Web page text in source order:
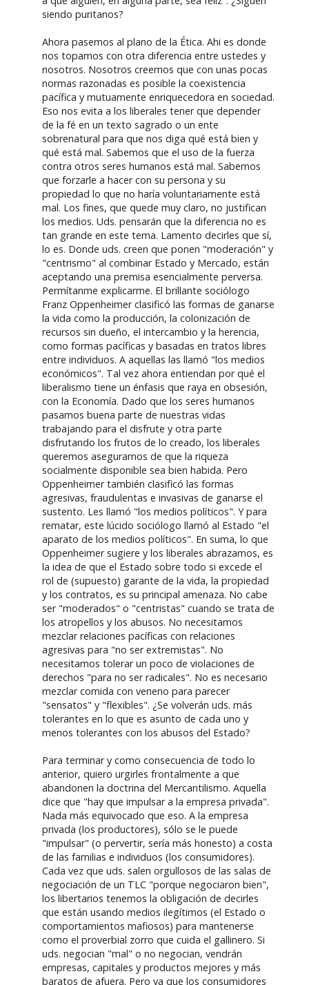
siendo puritanos?
Ahora pasemos al plano de la Ética. Ahi es donde
nos topamos con otra diferencia entre ustedes y
nosotros. Nosotros creemos que con unas pocas
normas razonadas es posible la coexistencia
pacífica y mutuamente enriquecedora en sociedad.
Eso nos evita a los liberales tener que depender
de la fé en un texto sagrado o un ente
sobrenatural para que nos diga qué está bien y
qué está mal. Sabemos que el uso de la fuerza
contra otros seres humanos está mal. Sabemos
que forzarle a hacer con su persona y su
propiedad lo que no haría voluntariamente está
mal. Los fines, que quede muy claro, no justifican
los medios. Uds. pensarán que la diferencia no es
tan grande en este tema. Lamento decirles que sí,
lo es. Donde uds. creen que ponen "moderación" y
"centrismo" al combinar Estado y Mercado, están
aceptando una premisa esencialmente perversa.
Permítanme explicarme. El brillante sociólogo
Franz Oppenheimer clasificó las formas de ganarse
la vida como la producción, la colonización de
recursos sin dueño, el intercambio y la herencia,
como formas pacíficas y basadas en tratos libres
entre individuos. A aquellas las llamó "los medios
económicos". Tal vez ahora entiendan por qué el
liberalismo tiene un énfasis que raya en obsesión,
con la Economía. Dado que los seres humanos
pasamos buena parte de nuestras vidas
trabajando para el disfrute y otra parte
disfrutando los frutos de lo creado, los liberales
queremos asegurarnos de que la riqueza
socialmente disponible sea bien habida. Pero
Oppenheimer también clasificó las formas
agresivas, fraudulentas e invasivas de ganarse el
sustento. Les llamó "los medios políticos". Y para
rematar, este lúcido sociólogo llamó al Estado "el
aparato de los medios políticos". En suma, lo que
Oppenheimer sugiere y los liberales abrazamos, es
la idea de que el Estado sobre todo si excede el
rol de (supuesto) garante de la vida, la propiedad
y los contratos, es su principal amenaza. No cabe
ser "moderados" o "centristas" cuando se trata de
los atropellos y los abusos. No necesitamos
mezclar relaciones pacíficas con relaciones
agresivas para "no ser extremistas". No
necesitamos tolerar un poco de violaciones de
derechos "para no ser radicales". No es necesario
mezclar comida con veneno para parecer
"sensatos" y "flexibles". ¿Se volverán uds. más
tolerantes en lo que es asunto de cada uno y
menos tolerantes con los abusos del Estado?
Para terminar y como consecuencia de todo lo
anterior, quiero urgirles frontalmente a que
abandonen la doctrina del Mercantilismo. Aquella
dice que "hay que impulsar a la empresa privada".
Nada más equivocado que eso. A la empresa
privada (los productores), sólo se le puede
"impulsar" (o pervertir, sería más honesto) a costa
de las familias e individuos (los consumidores).
Cada vez que uds. salen orgullosos de las salas de
negociación de un TLC "porque negociaron bien",
los libertarios tenemos la obligación de decirles
que están usando medios ilegítimos (el Estado o
comportamientos mafiosos) para mantenerse
como el proverbial zorro que cuida el gallinero. Si
uds. negocian "mal" o no negocian, vendrán
empresas, capitales y productos mejores y más
baratos de afuera. Pero ya que los consumidores